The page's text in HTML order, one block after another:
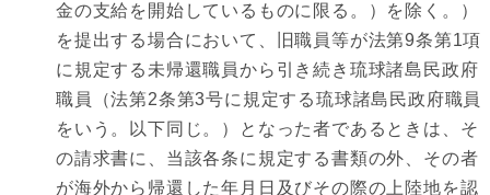
金の支給を開始しているものに限る。）を除く。）
を提出する場合において、旧職員等が法第9条第1項
に規定する未帰還職員から引き続き琉球諸島民政府
職員（法第2条第3号に規定する琉球諸島民政府職員
をいう。以下同じ。）となった者であるときは、そ
の請求書に、当該各条に規定する書類の外、その者
が海外から帰還した年月日及びその際の上陸地を認